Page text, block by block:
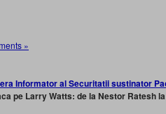
»
pe Larry Watts: de la Nestor Ratesh